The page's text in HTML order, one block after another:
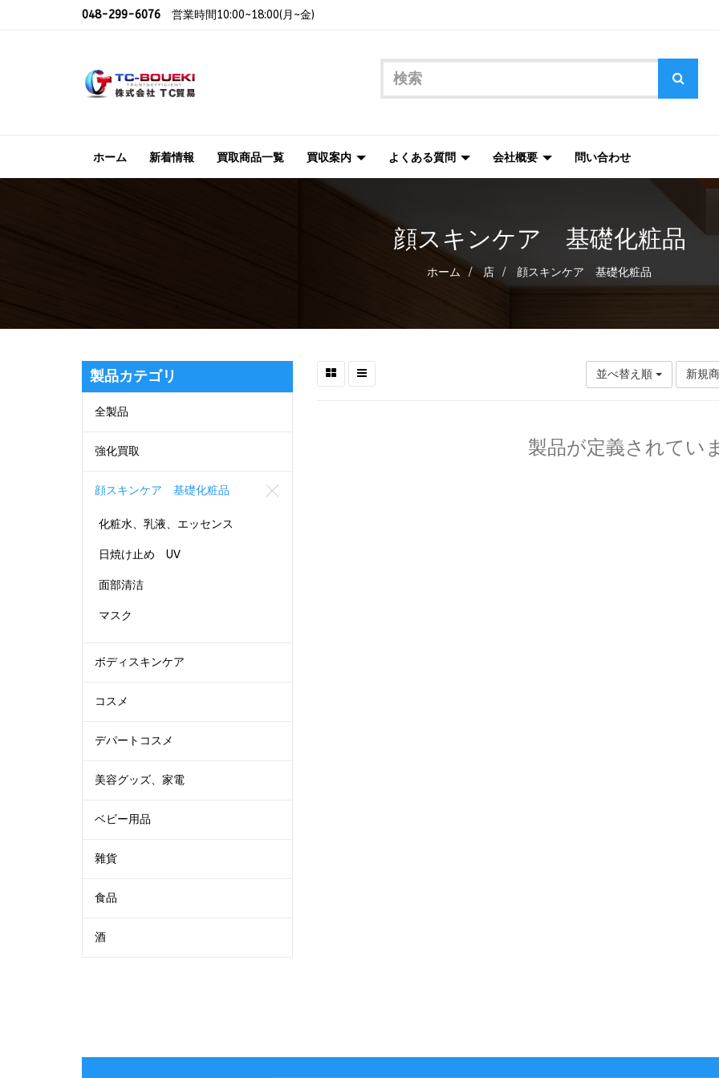
048-299-6076 営業時間10:00~18:00(月~金)
ホーム 新着情報 買取商品一覧 買収案内 よくある質問 会社概要 問い合わせ
顔スキンケア 基礎化粧品
ホーム 店 顔スキンケア 基礎化粧品
製品カテゴリ
全製品
強化買取
顔スキンケア 基礎化粧品
化粧水、乳液、エッセンス
日焼け止め UV
面部清洁
マスク
ボディスキンケア
コスメ
デパートコスメ
美容グッズ、家電
ベビー用品
雜貨
食品
酒
並べ替え順 新規
製品が定義されてい